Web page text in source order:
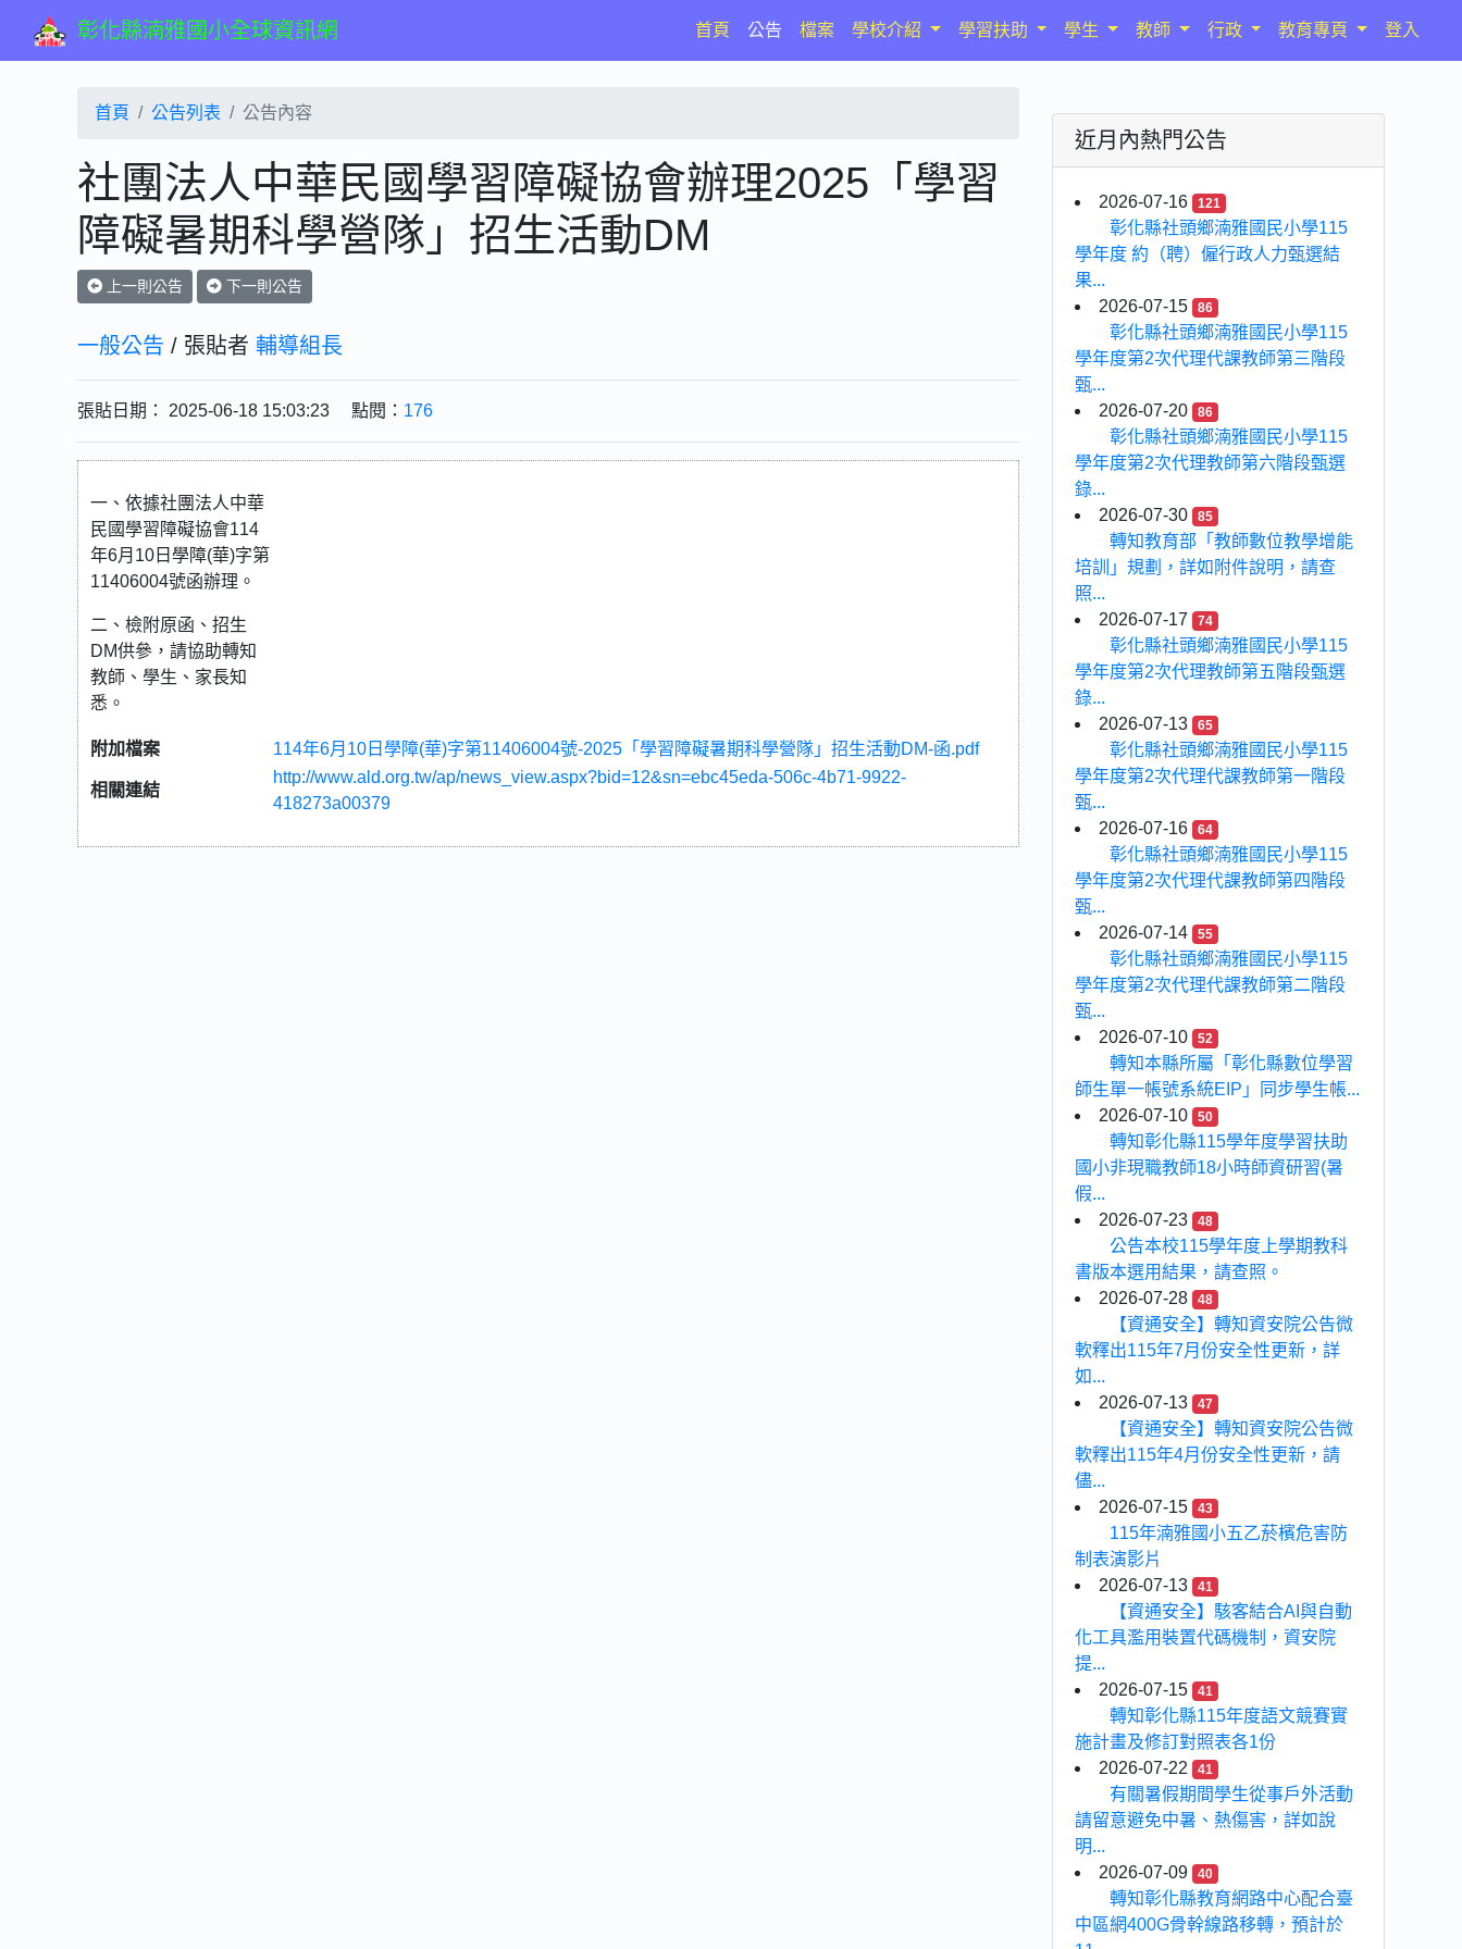
彰化縣湳雅國小全球資訊網 首頁(current)
公告 檔案 學校介紹 學習扶助 學生 教師 行政 教育專頁 登入
首頁 公告列表 公告內容
社團法人中華民國學習障礙協會辦理2025「學習
障礙暑期科學營隊」招生活動DM
上一則公告 下一則公告
一般公告 / 張貼者 輔導組長
張貼日期： 2025-06-18 15:03:23 點閱： 176
一、依據社團法人中華
民國學習障礙協會114
年6月10日學障(華)字第
11406004號函辦理。
二、檢附原函、招生
DM供參，請協助轉知
教師、學生、家長知
悉。
附加檔案 114年6月10日學障(華)字第11406004號-2025「學習障礙暑期科學營隊」招生活動DM-函.pdf
相關連結
http://www.ald.org.tw/ap/news_view.aspx?bid=12&sn=ebc45eda-506c-4b71-9922-
418273a00379
近月內熱門公告
2026-07-16 121
彰化縣社頭鄉湳雅國民小學115
學年度 約（聘）僱行政人力甄選結
果...
2026-07-15
86
彰化縣社頭鄉湳雅國民小學115
學年度第2次代理代課教師第三階段
甄...
2026-07-20
86
彰化縣社頭鄉湳雅國民小學115
學年度第2次代理教師第六階段甄選
錄...
2026-07-30
85
轉知教育部「教師數位教學增能
培訓」規劃，詳如附件說明，請查
照...
2026-07-17
74
彰化縣社頭鄉湳雅國民小學115
學年度第2次代理教師第五階段甄選
錄...
2026-07-13
65
彰化縣社頭鄉湳雅國民小學115
學年度第2次代理代課教師第一階段
甄...
2026-07-16
64
彰化縣社頭鄉湳雅國民小學115
學年度第2次代理代課教師第四階段
甄...
2026-07-14
55
彰化縣社頭鄉湳雅國民小學115
學年度第2次代理代課教師第二階段
甄...
2026-07-10
52
轉知本縣所屬「彰化縣數位學習
師生單一帳號系統EIP」同步學生帳...
2026-07-10
50
轉知彰化縣115學年度學習扶助
國小非現職教師18小時師資研習(暑
假...
2026-07-23
48
公告本校115學年度上學期教科
書版本選用結果，請查照。
2026-07-28
48
【資通安全】轉知資安院公告微
軟釋出115年7月份安全性更新，詳
如...
2026-07-13
47
【資通安全】轉知資安院公告微
軟釋出115年4月份安全性更新，請
儘...
2026-07-15
43
115年湳雅國小五乙菸檳危害防
制表演影片
2026-07-13
41
【資通安全】駭客結合AI與自動
化工具濫用裝置代碼機制，資安院
提...
2026-07-15
41
轉知彰化縣115年度語文競賽實
施計畫及修訂對照表各1份
2026-07-22
41
有關暑假期間學生從事戶外活動
請留意避免中暑、熱傷害，詳如說
明...
2026-07-09
40
轉知彰化縣教育網路中心配合臺
中區網400G骨幹線路移轉，預計於